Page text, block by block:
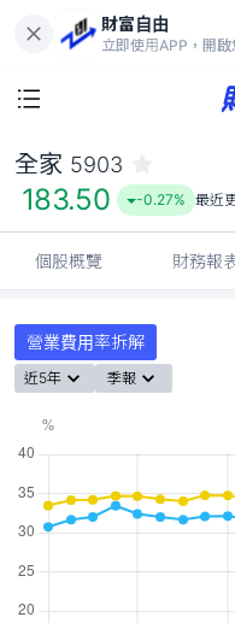
財富自由
立即使用APP，開啟
全家 5903
183.50 -0.27% 最近
個股概覽 財務報
營業費用率拆解
近5年 季報